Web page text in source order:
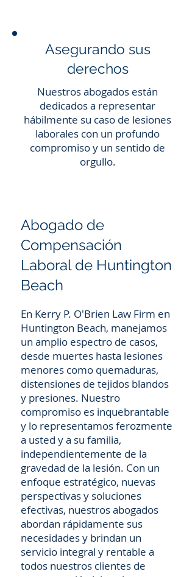
Asegurando sus
derechos
Nuestros abogados están
dedicados a representar
hábilmente su caso de lesiones
laborales con un profundo
compromiso y un sentido de
orgullo.
Abogado de
Compensación
Laboral de Huntington
Beach
En Kerry P. O'Brien Law Firm en
Huntington Beach, manejamos
un amplio espectro de casos,
desde muertes hasta lesiones
menores como quemaduras,
distensiones de tejidos blandos
y presiones. Nuestro
compromiso es inquebrantable
y lo representamos ferozmente
a usted y a su familia,
independientemente de la
gravedad de la lesión. Con un
enfoque estratégico, nuevas
perspectivas y soluciones
efectivas, nuestros abogados
abordan rápidamente sus
necesidades y brindan un
servicio integral y rentable a
todos nuestros clientes de